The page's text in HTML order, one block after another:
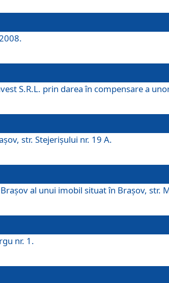
S.R.L. prin darea în compensare a
str. Stejerişului nr. 19 A.
al unui imobil situat în Braşov, str.
nr. 1.